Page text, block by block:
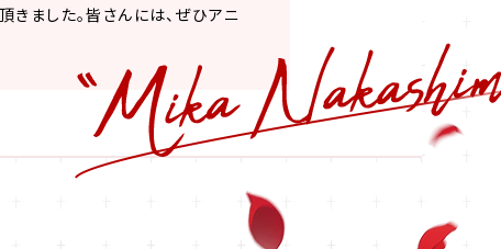
ました。皆さんには、ぜひアニ